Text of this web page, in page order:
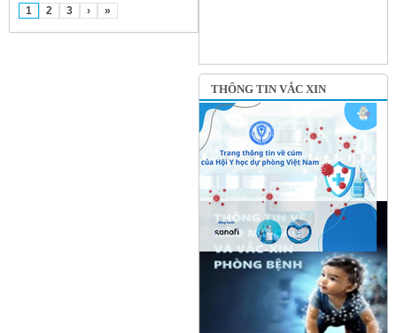
1 2 3 › »
THÔNG TIN VẮC XIN